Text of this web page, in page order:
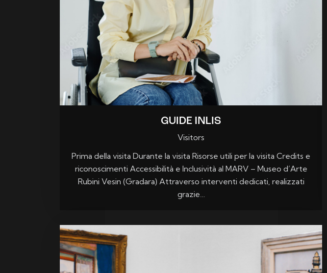
GUIDE INLIS
Visitors
Prima della visita Durante la visita Risorse utili per la visita Credits e
riconoscimenti Accessibilità e Inclusività al MARV – Museo d’Arte
Rubini Vesin (Gradara) Attraverso interventi dedicati, realizzati
grazie…